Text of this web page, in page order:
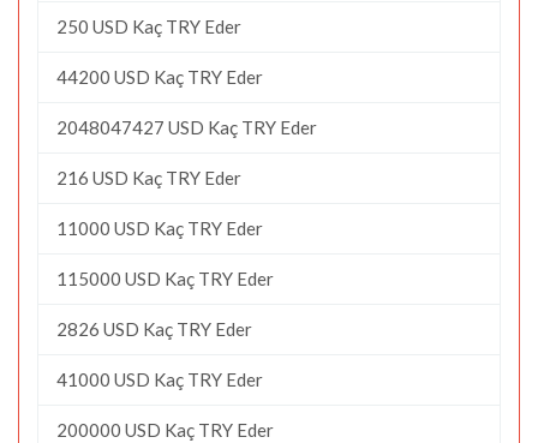
250 USD Kaç TRY Eder
44200 USD Kaç TRY Eder
2048047427 USD Kaç TRY Eder
216 USD Kaç TRY Eder
11000 USD Kaç TRY Eder
115000 USD Kaç TRY Eder
2826 USD Kaç TRY Eder
41000 USD Kaç TRY Eder
200000 USD Kaç TRY Eder